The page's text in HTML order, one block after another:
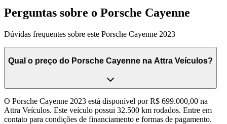
Perguntas sobre o Porsche Cayenne
Dúvidas frequentes sobre este Porsche Cayenne 2023
Qual o preço do Porsche Cayenne na Attra Veículos?
O Porsche Cayenne 2023 está disponível por R$ 699.000,00 na
Attra Veículos. Este veículo possui 32.500 km rodados. Entre em
contato para condições de financiamento e formas de pagamento.